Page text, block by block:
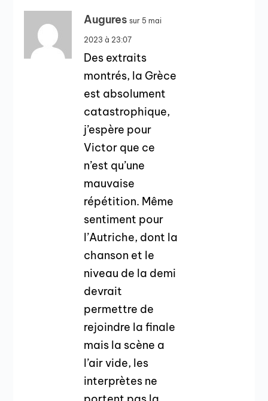
Augures sur 5 mai
2023 à 23:07
Des extraits
montrés, la Grèce
est absolument
catastrophique,
j’espère pour
Victor que ce
n’est qu’une
mauvaise
répétition. Même
sentiment pour
l’Autriche, dont la
chanson et le
niveau de la demi
devrait
permettre de
rejoindre la finale
mais la scène a
l’air vide, les
interprètes ne